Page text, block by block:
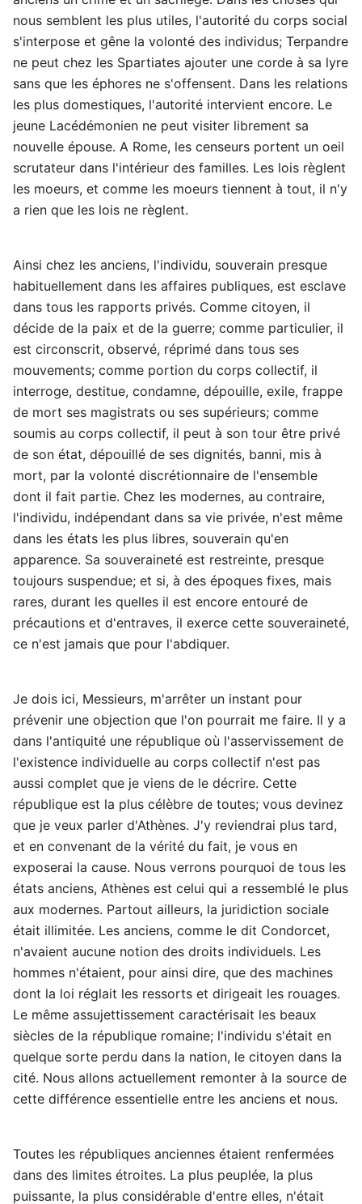
nous semblent les plus utiles, l'autorité du corps social
s'interpose et gêne la volonté des individus; Terpandre
ne peut chez les Spartiates ajouter une corde à sa lyre
sans que les éphores ne s'offensent. Dans les relations
les plus domestiques, l'autorité intervient encore. Le
jeune Lacédémonien ne peut visiter librement sa
nouvelle épouse. A Rome, les censeurs portent un oeil
scrutateur dans l'intérieur des familles. Les lois règlent
les moeurs, et comme les moeurs tiennent à tout, il n'y
a rien que les lois ne règlent.
Ainsi chez les anciens, l'individu, souverain presque
habituellement dans les affaires publiques, est esclave
dans tous les rapports privés. Comme citoyen, il
décide de la paix et de la guerre; comme particulier, il
est circonscrit, observé, réprimé dans tous ses
mouvements; comme portion du corps collectif, il
interroge, destitue, condamne, dépouille, exile, frappe
de mort ses magistrats ou ses supérieurs; comme
soumis au corps collectif, il peut à son tour être privé
de son état, dépouillé de ses dignités, banni, mis à
mort, par la volonté discrétionnaire de l'ensemble
dont il fait partie. Chez les modernes, au contraire,
l'individu, indépendant dans sa vie privée, n'est même
dans les états les plus libres, souverain qu'en
apparence. Sa souveraineté est restreinte, presque
toujours suspendue; et si, à des époques fixes, mais
rares, durant les quelles il est encore entouré de
précautions et d'entraves, il exerce cette souveraineté,
ce n'est jamais que pour l'abdiquer.
Je dois ici, Messieurs, m'arrêter un instant pour
prévenir une objection que l'on pourrait me faire. Il y a
dans l'antiquité une république où l'asservissement de
l'existence individuelle au corps collectif n'est pas
aussi complet que je viens de le décrire. Cette
république est la plus célèbre de toutes; vous devinez
que je veux parler d'Athènes. J'y reviendrai plus tard,
et en convenant de la vérité du fait, je vous en
exposerai la cause. Nous verrons pourquoi de tous les
états anciens, Athènes est celui qui a ressemblé le plus
aux modernes. Partout ailleurs, la juridiction sociale
était illimitée. Les anciens, comme le dit Condorcet,
n'avaient aucune notion des droits individuels. Les
hommes n'étaient, pour ainsi dire, que des machines
dont la loi réglait les ressorts et dirigeait les rouages.
Le même assujettissement caractérisait les beaux
siècles de la république romaine; l'individu s'était en
quelque sorte perdu dans la nation, le citoyen dans la
cité. Nous allons actuellement remonter à la source de
cette différence essentielle entre les anciens et nous.
Toutes les républiques anciennes étaient renfermées
dans des limites étroites. La plus peuplée, la plus
puissante, la plus considérable d'entre elles, n'était